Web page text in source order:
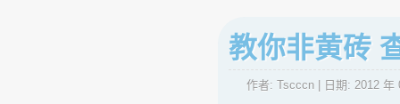
教你非黄砖
作者: Tscccn | 日期: 2012 年